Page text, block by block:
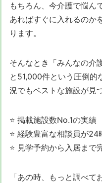
もちろん、今介護で悩ん
あればすぐに入れるのか
ります。
そんなとき「みんなの介
と51,000件という圧倒的
況でもベストな施設が見
⭐ 掲載施設数No.1の実績
⭐ 経験豊富な相談員が24
⭐ 見学予約から入居まで
「あの時、もっと調べて